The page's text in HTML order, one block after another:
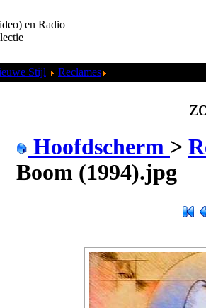
en Radio
Stijl Reclames
Hoofdscherm >
Boom (1994).jpg